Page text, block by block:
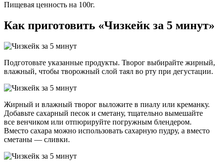
Пищевая ценность на 100г.
Как приготовить «Чизкейк за 5 минут»
Подготовьте указанные продукты. Творог выбирайте жирный,
влажный, чтобы творожный слой таял во рту при дегустации.
Жирный и влажный творог выложите в пиалу или креманку.
Добавьте сахарный песок и сметану, тщательно вымешайте
все венчиком или отпюрируйте погружным блендером.
Вместо сахара можно использовать сахарную пудру, а вместо
сметаны — сливки.